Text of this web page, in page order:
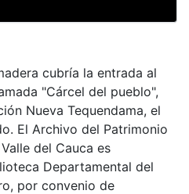
cubría la entrada al
"Cárcel del pueblo",
Nueva Tequendama, el
El Archivo del Patrimonio
del Cauca es
Departamental del
por convenio de